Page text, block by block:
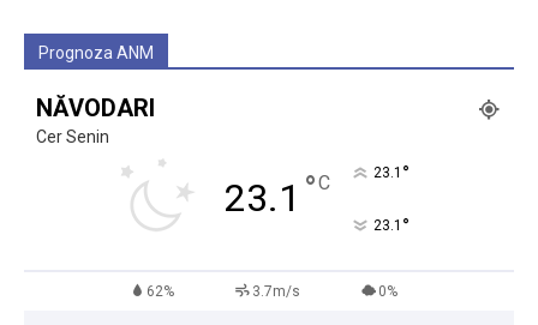
Prognoza ANM
NĂVODARI
Cer Senin
23.1 °C 23.1 °
23.1 °
62% 3.7m/s 0%